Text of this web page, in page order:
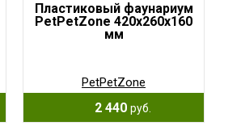
Пластиковый фаунариум
PetPetZone 420х260х160
мм
PetPetZone
2 440 руб.